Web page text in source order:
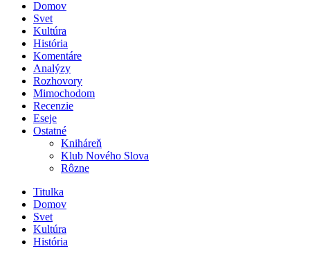
Domov
Svet
Kultúra
História
Komentáre
Analýzy
Rozhovory
Mimochodom
Recenzie
Eseje
Ostatné
Kniháreň
Klub Nového Slova
Rôzne
Titulka
Domov
Svet
Kultúra
História